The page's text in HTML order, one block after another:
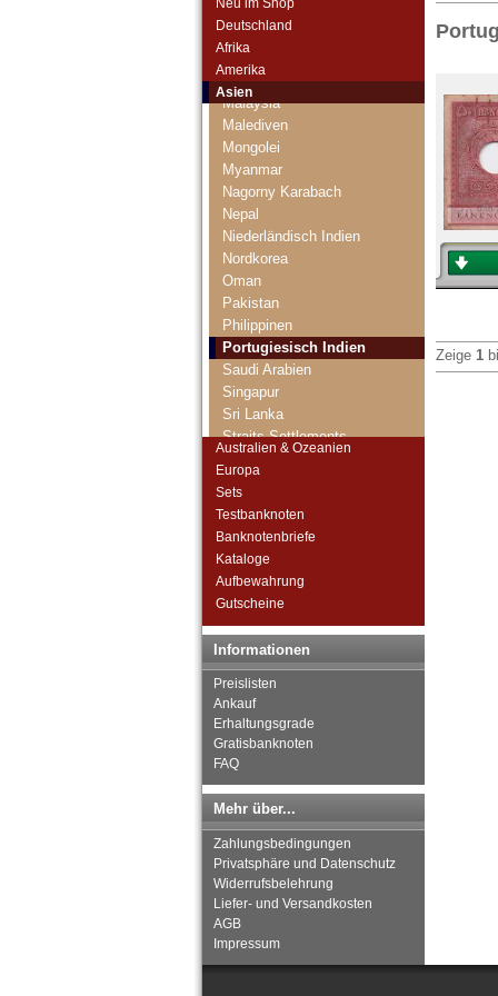
Deutschland
Afrika
Amerika
Asien
Malaya & Britisch Borneo
Malaysia
Malediven
Mongolei
Myanmar
Nagorny Karabach
Nepal
Niederländisch Indien
Nordkorea
Oman
Pakistan
Philippinen
Portugiesisch Indien
Saudi Arabien
Singapur
Sri Lanka
Straits Settlements
Südkorea
Thailand
Usbekistan
Vereinigte Arabische Emirate
Vietnam
Vietnam Süd
Australien & Ozeanien
Europa
Sets
Testbanknoten
Banknotenbriefe
Kataloge
Aufbewahrung
Gutscheine
Informationen
Preislisten
Ankauf
Erhaltungsgrade
Gratisbanknoten
FAQ
Mehr über...
Zahlungsbedingungen
Privatsphäre und Datenschutz
Widerrufsbelehrung
Liefer- und Versandkosten
AGB
Impressum
Zeige 1